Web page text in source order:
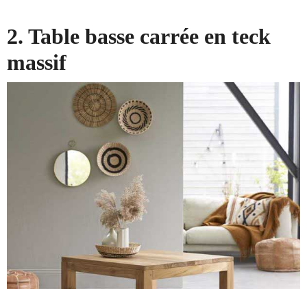
2. Table basse carrée en teck
massif